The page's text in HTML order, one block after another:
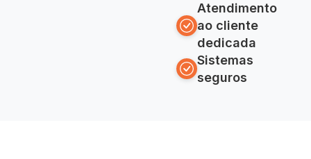
Atendimento
ao cliente
dedicada
Sistemas
seguros